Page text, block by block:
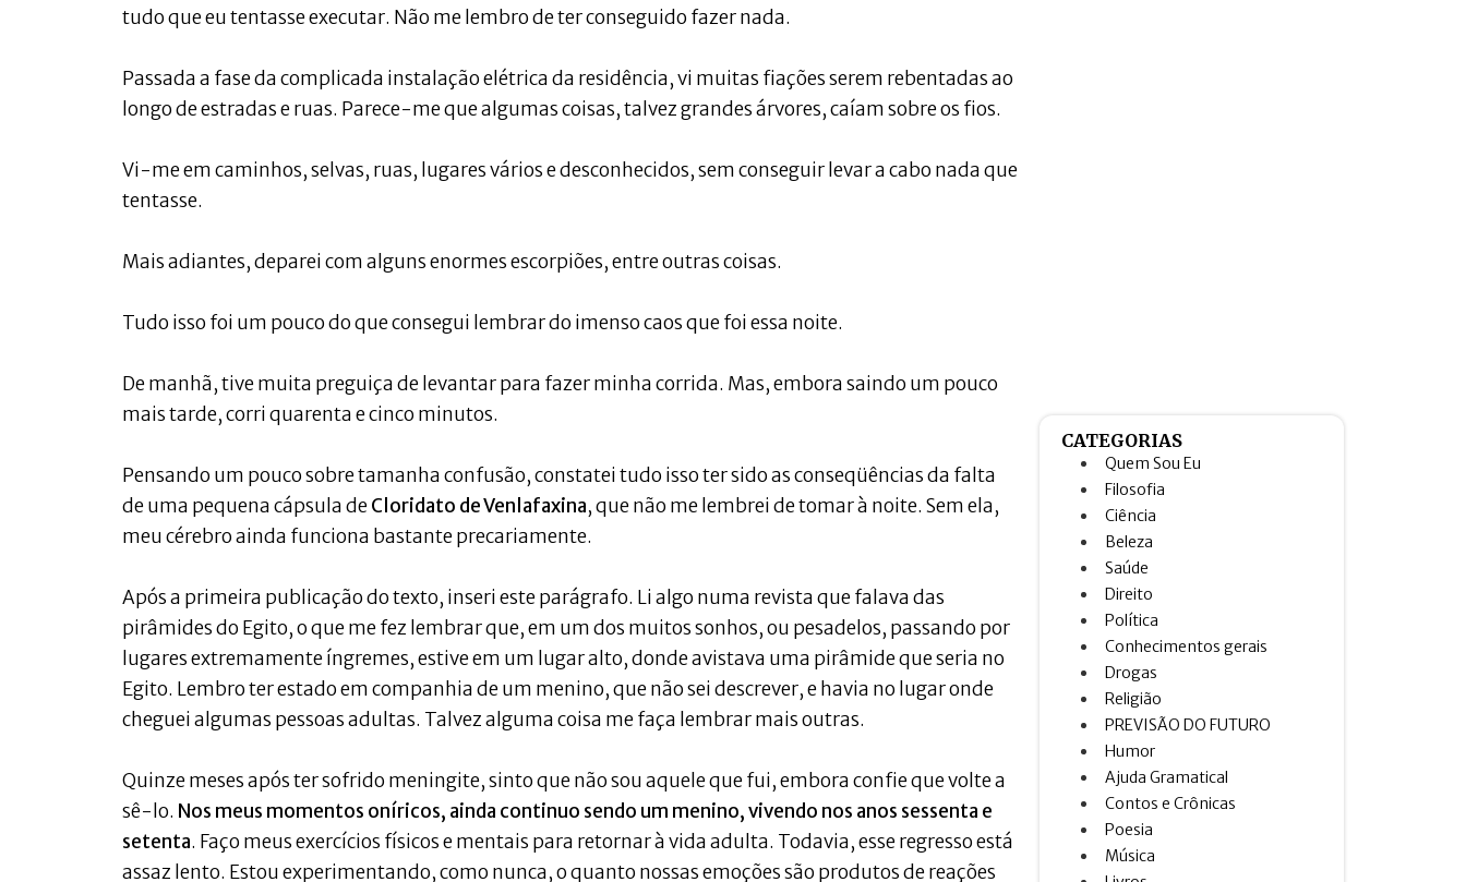
tudo que eu tentasse executar. Não me lembro de ter conseguido fazer nada.
Passada a fase da complicada instalação elétrica da residência, vi muitas fiações serem rebentadas ao
longo de estradas e ruas. Parece-me que algumas coisas, talvez grandes árvores, caíam sobre os fios.
Vi-me em caminhos, selvas, ruas, lugares vários e desconhecidos, sem conseguir levar a cabo nada que
tentasse.
Mais adiantes, deparei com alguns enormes escorpiões, entre outras coisas.
Tudo isso foi um pouco do que consegui lembrar do imenso caos que foi essa noite.
De manhã, tive muita preguiça de levantar para fazer minha corrida. Mas, embora saindo um pouco
mais tarde, corri quarenta e cinco minutos.
Pensando um pouco sobre tamanha confusão, constatei tudo isso ter sido as conseqüências da falta
de uma pequena cápsula deCloridato de Venlafaxina, que não me lembrei de tomar à noite. Sem ela,
meu cérebro ainda funciona bastante precariamente.
Após a primeira publicação do texto, inseri este parágrafo. Li algo numa revista que falava das
pirâmides do Egito, o que me fez lembrar que, em um dos muitos sonhos, ou pesadelos, passando por
lugares extremamente íngremes, estive em um lugar alto, donde avistava uma pirâmide que seria no
Egito. Lembro ter estado em companhia de um menino, que não sei descrever, e havia no lugar onde
cheguei algumas pessoas adultas. Talvez alguma coisa me faça lembrar mais outras.
Quinze meses após ter sofrido meningite, sinto que não sou aquele que fui, embora confie que volte a
sê-lo. Nos meus momentos oníricos, ainda continuo sendo um menino, vivendo nos anos sessenta e
setenta. Faço meus exercícios físicos e mentais para retornar à vida adulta. Todavia, esse regresso está
assaz lento. Estou experimentando, como nunca, o quanto nossas emoções são produtos de reações
CATEGORIAS
Quem Sou Eu
Filosofia
Ciência
Beleza
Saúde
Direito
Política
Conhecimentos gerais
Drogas
Religião
PREVISÃO DO FUTURO
Humor
Ajuda Gramatical
Contos e Crônicas
Poesia
Música